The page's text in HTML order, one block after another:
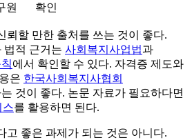
원
확인
뢰할 만한 출처를 쓰는 것이 좋다.
법적 근거는 사회복지사업법과
에서 확인할 수 있다. 자격증 제도와
은 한국사회복지사협회
것이 좋다. 논문 자료가 필요하다면
스를 활용하면 된다.
고 좋은 과제가 되는 것은 아니다.